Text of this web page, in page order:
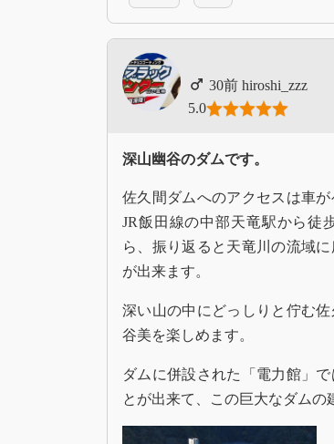
hiroshi_zzz
5.0
深山幽谷のダムです。
佐久間ダムへのアクセスは車
JR飯田線の中部天竜駅から徒
ら、振り返ると天竜川の流域
が出来ます。
深い山の中にどっしりと佇む
谷美を楽しめます。
ダムに併設された「電力館」
とが出来て、この巨大なダムの